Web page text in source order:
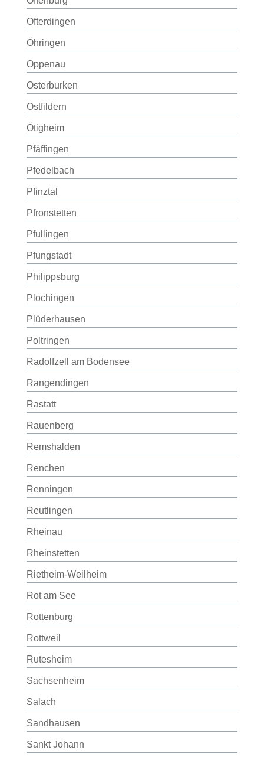
Ofterdingen
Öhringen
Oppenau
Osterburken
Ostfildern
Ötigheim
Pfäffingen
Pfedelbach
Pfinztal
Pfronstetten
Pfullingen
Pfungstadt
Philippsburg
Plochingen
Plüderhausen
Poltringen
Radolfzell am Bodensee
Rangendingen
Rastatt
Rauenberg
Remshalden
Renchen
Renningen
Reutlingen
Rheinau
Rheinstetten
Rietheim-Weilheim
Rot am See
Rottenburg
Rottweil
Rutesheim
Sachsenheim
Salach
Sandhausen
Sankt Johann